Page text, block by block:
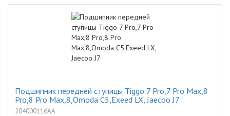
Подшипник передней ступицы Tiggo 7 Pro,7 Pro Max,8
Pro,8 Pro Max,8,Omoda C5,Exeed LX, Jaecoo J7
204000116AA